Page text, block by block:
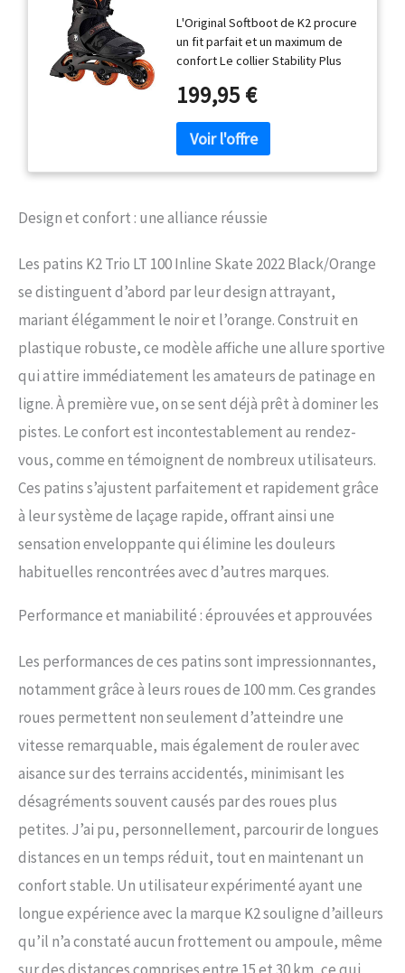
Orange — EU: 40.5
(Mondo: 260 / cm: 26 / UK:
7 / US: 8) — 30F0129
L'Original Softboot de K2 procure
un fit parfait et un maximum de
confort Le collier Stability Plus
plastique placé au dessus de la
La platine Stamped Aluminium
offre un excellent transfert des
forces. Elle est adaptée à une
ILQ7 – Roues : 100 mm, 83A;
permet de serrer ses patins
rapidement en un seul
être changé vers la chaussure
gauche)
199,95 €
Design et confort : une alliance réussie
Les patins K2 Trio LT 100 Inline Skate 2022 Black/Orange
se distinguent d’abord par leur design attrayant,
mariant élégamment le noir et l’orange. Construit en
plastique robuste, ce modèle affiche une allure sportive
qui attire immédiatement les amateurs de patinage en
ligne. À première vue, on se sent déjà prêt à dominer les
pistes. Le confort est incontestablement au rendez-
vous, comme en témoignent de nombreux utilisateurs.
Ces patins s’ajustent parfaitement et rapidement grâce
à leur système de laçage rapide, offrant ainsi une
sensation enveloppante qui élimine les douleurs
habituelles rencontrées avec d’autres marques.
Performance et maniabilité : éprouvées et approuvées
Les performances de ces patins sont impressionnantes,
notamment grâce à leurs roues de 100 mm. Ces grandes
roues permettent non seulement d’atteindre une
vitesse remarquable, mais également de rouler avec
aisance sur des terrains accidentés, minimisant les
désagréments souvent causés par des roues plus
petites. J’ai pu, personnellement, parcourir de longues
distances en un temps réduit, tout en maintenant un
confort stable. Un utilisateur expérimenté ayant une
longue expérience avec la marque K2 souligne d’ailleurs
qu’il n’a constaté aucun frottement ou ampoule, même